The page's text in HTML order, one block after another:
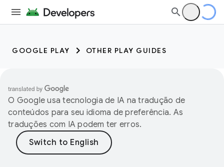
GOOGLE PLAY OTHER PLAY GUIDES
O Google usa tecnologia de IA na tradução de
conteúdos para seu idioma de preferência. As
traduções com IA podem ter erros.